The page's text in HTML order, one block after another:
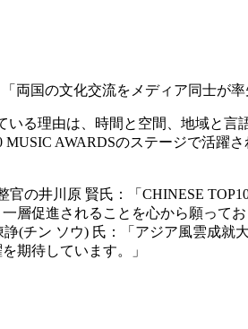
国の文化交流をメディア同士が
る理由は、時間と空間、地域と言
AWARDSのステージで活躍さ
の井川原 賢氏：「CHINESE
層促進されることを心から願ってお
(チン ソウ) 氏：「アジア風雲成
期待しています。」